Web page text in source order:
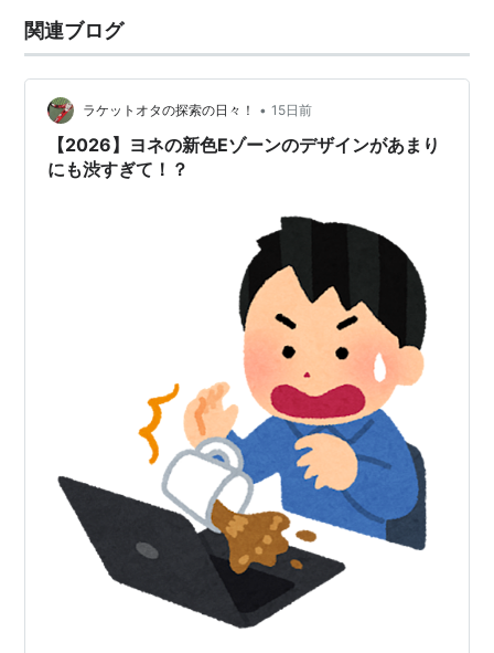
関連ブログ
ラケットオタの探索の日々！ • 15日前
【2026】ヨネの新色Eゾーンのデザインがあまり
にも渋すぎて！？